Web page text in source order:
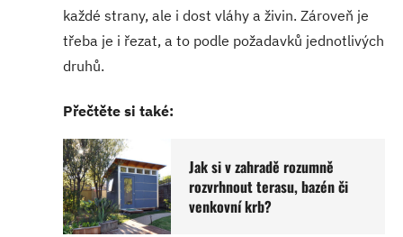
každé strany, ale i dost vláhy a živin. Zároveň je
třeba je i řezat, a to podle požadavků jednotlivých
druhů.
Přečtěte si také:
Jak si v zahradě rozumně
rozvrhnout terasu, bazén či
venkovní krb?